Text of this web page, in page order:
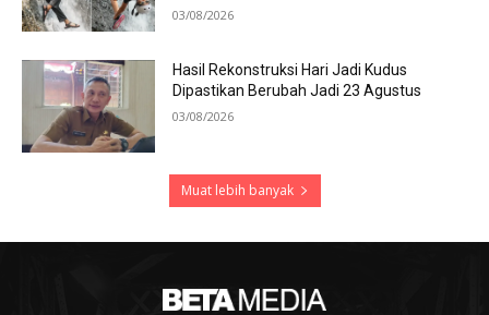
03/08/2026
Hasil Rekonstruksi Hari Jadi Kudus
Dipastikan Berubah Jadi 23 Agustus
03/08/2026
Muat lebih banyak